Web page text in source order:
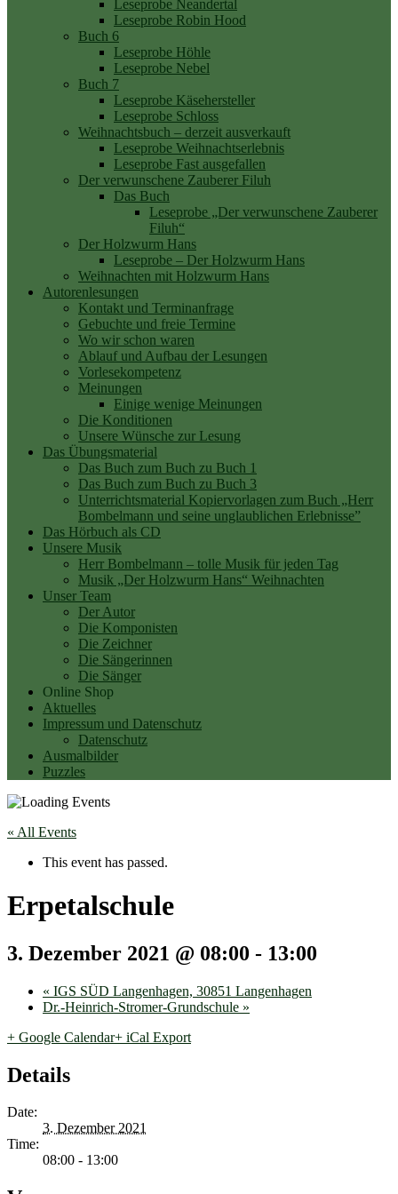
Leseprobe Neandertal
Leseprobe Robin Hood
Buch 6
Leseprobe Höhle
Leseprobe Nebel
Buch 7
Leseprobe Käsehersteller
Leseprobe Schloss
Weihnachtsbuch – derzeit ausverkauft
Leseprobe Weihnachtserlebnis
Leseprobe Fast ausgefallen
Der verwunschene Zauberer Filuh
Das Buch
Leseprobe „Der verwunschene Zauberer
Filuh“
Der Holzwurm Hans
Leseprobe – Der Holzwurm Hans
Weihnachten mit Holzwurm Hans
Autorenlesungen
Kontakt und Terminanfrage
Gebuchte und freie Termine
Wo wir schon waren
Ablauf und Aufbau der Lesungen
Vorlesekompetenz
Meinungen
Einige wenige Meinungen
Die Konditionen
Unsere Wünsche zur Lesung
Das Übungsmaterial
Das Buch zum Buch zu Buch 1
Das Buch zum Buch zu Buch 3
Unterrichtsmaterial Kopiervorlagen zum Buch „Herr
Bombelmann und seine unglaublichen Erlebnisse”
Das Hörbuch als CD
Unsere Musik
Herr Bombelmann – tolle Musik für jeden Tag
Musik „Der Holzwurm Hans“ Weihnachten
Unser Team
Der Autor
Die Komponisten
Die Zeichner
Die Sängerinnen
Die Sänger
Online Shop
Aktuelles
Impressum und Datenschutz
Datenschutz
Ausmalbilder
Puzzles
« All Events
This event has passed.
Erpetalschule
3. Dezember 2021 @ 08:00 - 13:00
« IGS SÜD Langenhagen, 30851 Langenhagen
Dr.-Heinrich-Stromer-Grundschule »
+ Google Calendar+ iCal Export
Details
Date:
3. Dezember 2021
Time:
08:00 - 13:00